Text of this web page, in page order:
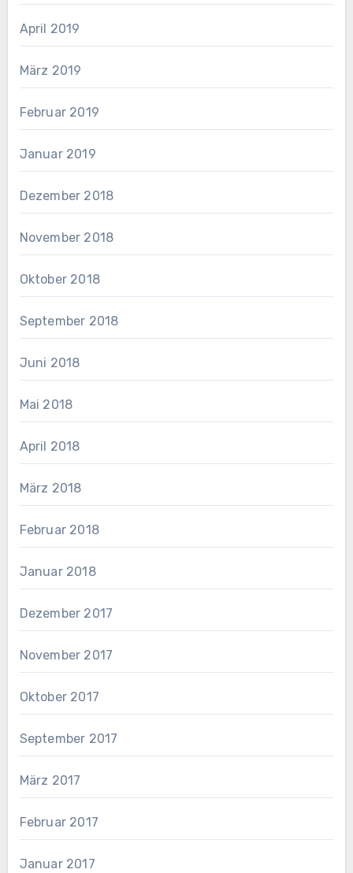
April 2019
März 2019
Februar 2019
Januar 2019
Dezember 2018
November 2018
Oktober 2018
September 2018
Juni 2018
Mai 2018
April 2018
März 2018
Februar 2018
Januar 2018
Dezember 2017
November 2017
Oktober 2017
September 2017
März 2017
Februar 2017
Januar 2017